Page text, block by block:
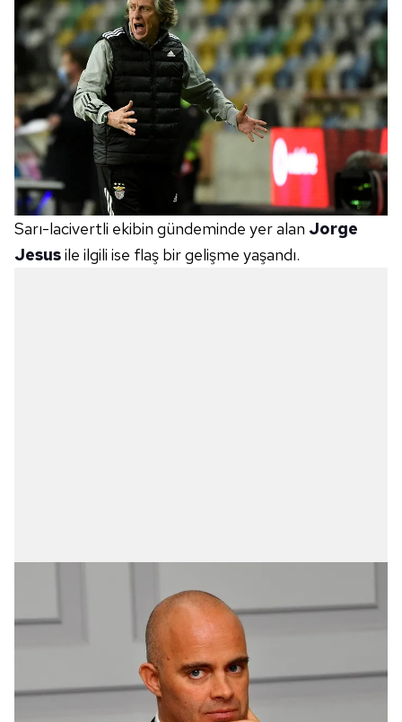
Sarı-lacivertli ekibin gündeminde yer alan Jorge
Jesusile ilgili ise flaş bir gelişme yaşandı.